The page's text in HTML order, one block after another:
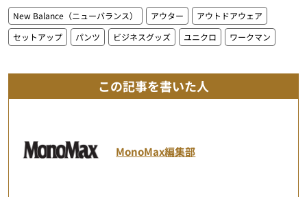
New Balance（ニューバランス） アウター
アウトドアウェア
セットアップ
パンツ ビジネスグッズ ユニクロ ワークマン
この記事を書いた人
MonoMax編集部